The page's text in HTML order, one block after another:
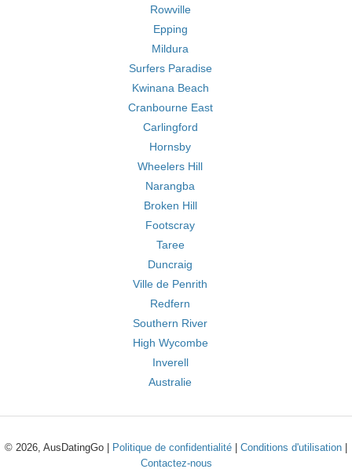
Rowville
Epping
Mildura
Surfers Paradise
Kwinana Beach
Cranbourne East
Carlingford
Hornsby
Wheelers Hill
Narangba
Broken Hill
Footscray
Taree
Duncraig
Ville de Penrith
Redfern
Southern River
High Wycombe
Inverell
Australie
© 2026, AusDatingGo | Politique de confidentialité Conditions d'utilisation
Contactez-nous